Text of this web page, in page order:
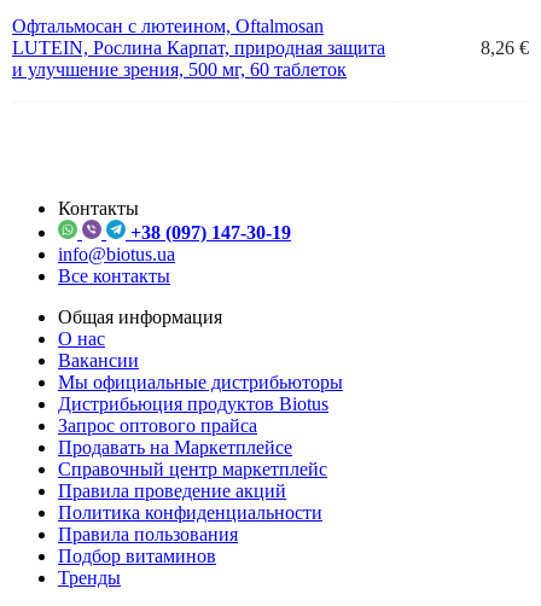
Офтальмосан с лютеином, Oftalmosan
LUTEIN, Рослина Карпат, природная защита
и улучшение зрения, 500 мг, 60 таблеток
8,26 €
Контакты
+38 (097) 147-30-19
info@biotus.ua
Все контакты
Общая информация
О нас
Вакансии
Мы официальные дистрибьюторы
Дистрибьюция продуктов Biotus
Запрос оптового прайса
Продавать на Маркетплейсе
Справочный центр маркетплейс
Правила проведение акций
Политика конфиденциальности
Правила пользования
Подбор витаминов
Тренды